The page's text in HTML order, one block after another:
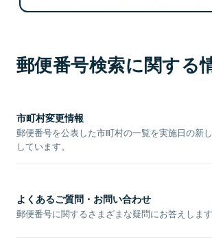
郵便番号検索に関する
市町村変更情報
郵便番号を公表した市町村の一覧を実施日の新
しています。
よくあるご質問・お問い合わせ
郵便番号に関するさまざまな疑問にお答えします